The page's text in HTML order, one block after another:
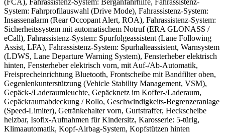
(FCA), Fahrassistenz-System: Berganfahrhilfe, Fahrassistenz-
System: Fahrprofilauswahl (Drive Mode), Fahrassistenz-System:
Insassenalarm (Rear Occopant Alert, ROA), Fahrassistenz-System:
Sicherheitssystem mit automatischem Notruf (ERA GLONASS /
eCall), Fahrassistenz-System: Spurfolgeassistent (Lane Following
Assist, LFA), Fahrassistenz-System: Spurhalteassistent, Warnsystem
(LDWS, Lane Departure Warning System), Fensterheber elektrisch
hinten, Fensterheber elektrisch vorn, mit Auf-/Ab-Automatik,
Freisprecheinrichtung Bluetooth, Frontscheibe mit Bandfilter oben,
Gegenlenkunterstützung (Vehicle Stability Management, VSM),
Gepäck-/Laderaumleuchte, Gepäcknetz im Koffer-/Laderaum,
Gepäckraumabdeckung / Rollo, Geschwindigkeits-Begrenzeranlage
(Speed-Limiter), Getränkehalter vorn, Gurtstraffer, Heckscheibe
heizbar, Isofix-Aufnahmen für Kindersitz, Karosserie: 5-türig,
Klimaautomatik, Kopf-Airbag-System, Kopfstützen hinten